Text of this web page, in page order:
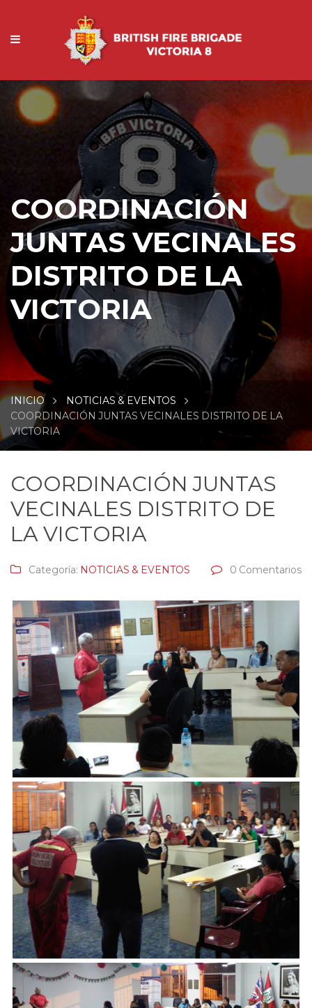
COORDINACIÓN
JUNTAS VECINALES
DISTRITO DE LA
VICTORIA
INICIO
NOTICIAS & EVENTOS
COORDINACIÓN JUNTAS VECINALES DISTRITO DE LA
VICTORIA
COORDINACIÓN JUNTAS
VECINALES DISTRITO DE
LA VICTORIA
Categoría: NOTICIAS & EVENTOS 0 Comentarios